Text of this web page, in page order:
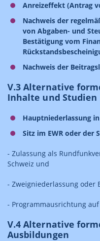
Anreizeffekt (Antrag
Nachweis der
von Abgaben- und
Bestätigung vom
Nachweis der
V.3 Alternative
Inhalte und Studien
Hauptniederlassung
Sitz im EWR oder der
- Zulassung als
Schweiz und
- Zweigniederlassung oder
- Programmausrichtung
V.4 Alternative
Ausbildungen